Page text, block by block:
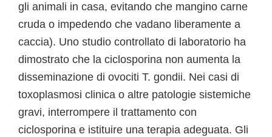
gli animali in casa, evitando che mangino carne
cruda o impedendo che vadano liberamente a
caccia). Uno studio controllato di laboratorio ha
dimostrato che la ciclosporina non aumenta la
disseminazione di ovociti T. gondii. Nei casi di
toxoplasmosi clinica o altre patologie sistemiche
gravi, interrompere il trattamento con
ciclosporina e istituire una terapia adeguata. Gli